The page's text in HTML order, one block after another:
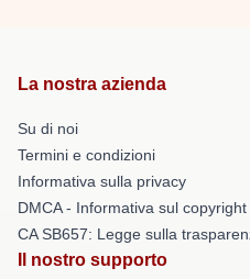
La nostra azienda
Su di noi
Termini e condizioni
Informativa sulla privacy
DMCA - Informativa sul copyright
CA SB657: Legge sulla
Il nostro supporto